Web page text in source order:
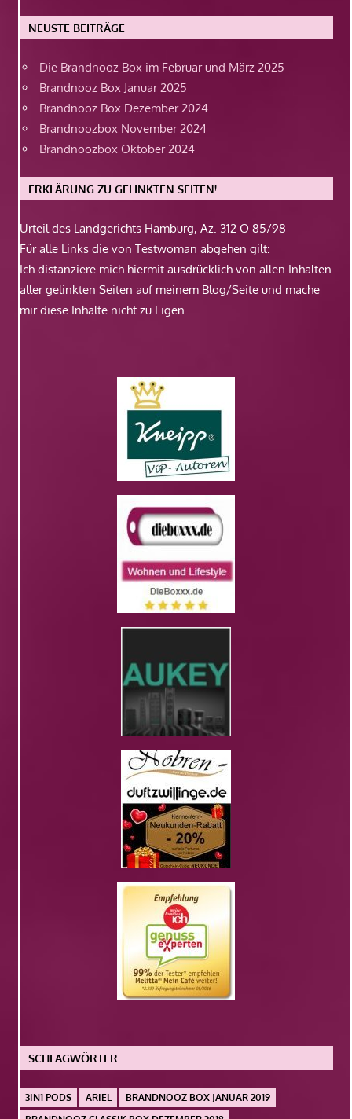
NEUSTE BEITRÄGE
Die Brandnooz Box im Februar und März 2025
Brandnooz Box Januar 2025
Brandnooz Box Dezember 2024
Brandnoozbox November 2024
Brandnoozbox Oktober 2024
ERKLÄRUNG ZU GELINKTEN SEITEN!
Urteil des Landgerichts Hamburg, Az. 312 O 85/98
Für alle Links die von Testwoman abgehen gilt:
Ich distanziere mich hiermit ausdrücklich von allen Inhalten
aller gelinkten Seiten auf meinem Blog/Seite und mache
mir diese Inhalte nicht zu Eigen.
SCHLAGWÖRTER
3IN1 PODS ARIEL
BRANDNOOZ BOX JANUAR 2019